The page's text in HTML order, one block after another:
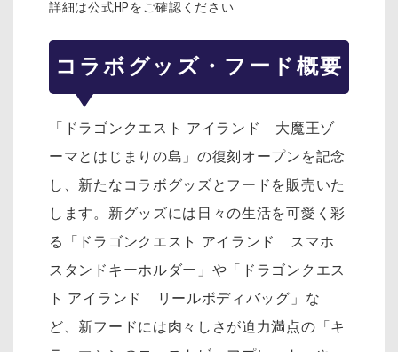
詳細は公式HPをご確認ください
コラボグッズ・フード概要
「ドラゴンクエスト アイランド 大魔王ゾ
ーマとはじまりの島」の復刻オープンを記念
し、新たなコラボグッズとフードを販売いた
します。新グッズには日々の生活を可愛く彩
る「ドラゴンクエスト アイランド スマホ
スタンドキーホルダー」や「ドラゴンクエス
ト アイランド リールボディバッグ」な
ど、新フードには肉々しさが迫力満点の「キ